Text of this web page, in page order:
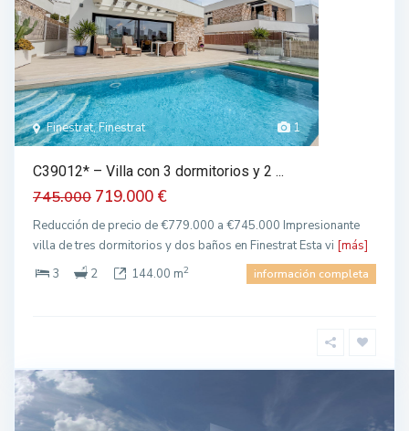
1
Finestrat, Finestrat
C39012* – Villa con 3 dormitorios y 2 ...
745.000 719.000 €
Reducción de precio de €779.000 a €745.000 Impresionante
villa de tres dormitorios y dos baños en Finestrat Esta vi [más]
3
2 144.00 m2 información completa